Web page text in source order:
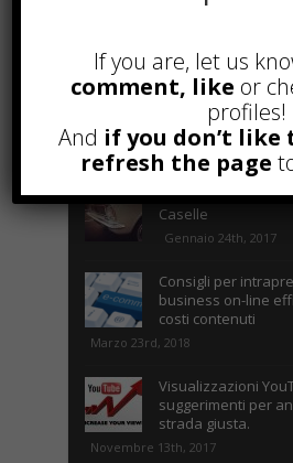
Novembre 22nd, 2016
Comprare visite
vantaggi TOP!
Novembre 2nd, 2017
Parcheggiare low-
Caselle
Gennaio 24th, 2017
Consigli per
business on-line
costi contenuti
Marzo 23rd, 2018
Visualizzazioni
suggerimenti per
strada giusta.
Novembre 13th, 2017
If you are, let us
comment, like or
profiles!
And if you don’t like
refresh the page